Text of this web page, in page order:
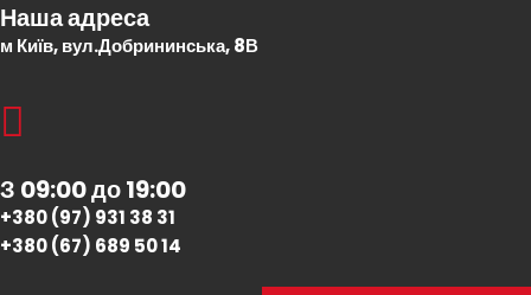
Наша адреса
м Київ, вул.Добрининська, 8В
З 09:00 до 19:00
+380 (97) 931 38 31
+380 (67) 689 50 14